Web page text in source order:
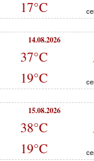
17°C
14.08.2026
37°C
19°C
15.08.2026
38°C
19°C